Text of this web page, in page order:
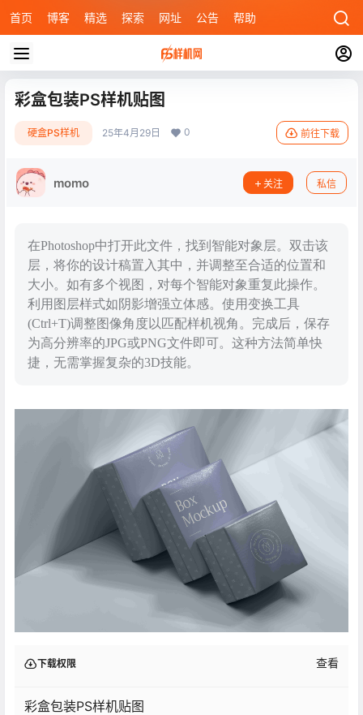
首页 博客 精选 探索 网址 公告 帮助
彩盒包装PS样机贴图
硬盒PS样机 25年4月29日 0 前往下载
momo 关注 私信
在Photoshop中打开此文件，找到智能对象层。双击该
层，将你的设计稿置入其中，并调整至合适的位置和
大小。如有多个视图，对每个智能对象重复此操作。
利用图层样式如阴影增强立体感。使用变换工具
(Ctrl+T)调整图像角度以匹配样机视角。完成后，保存
为高分辨率的JPG或PNG文件即可。这种方法简单快
捷，无需掌握复杂的3D技能。
下载权限 查看
彩盒包装PS样机贴图